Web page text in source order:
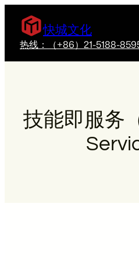
快城文化
热线：（+86）21-5188-
技能即服务